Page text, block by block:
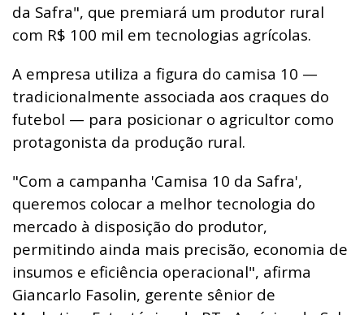
da Safra", que premiará um produtor rural
com R$ 100 mil em tecnologias agrícolas.
A empresa utiliza a figura do camisa 10 —
tradicionalmente associada aos craques do
futebol — para posicionar o agricultor como
protagonista da produção rural.
"Com a campanha 'Camisa 10 da Safra',
queremos colocar a melhor tecnologia do
mercado à disposição do produtor,
permitindo ainda mais precisão, economia de
insumos e eficiência operacional", afirma
Giancarlo Fasolin, gerente sênior de